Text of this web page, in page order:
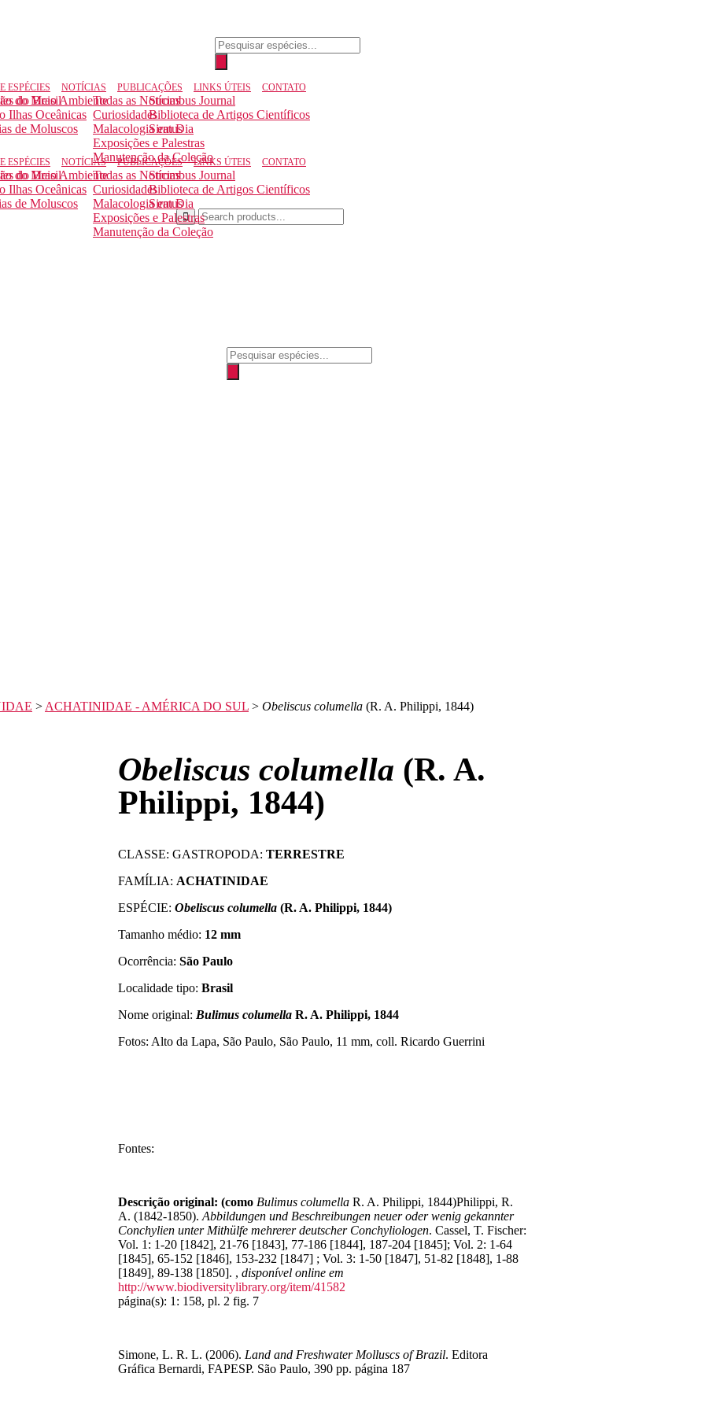
do Meio Ambiente
ESPÉCIES
do Brasil
Ilhas Oceânicas
de Moluscos
NOTÍCIAS
Todas as Notícias
Curiosidades
Malacologia em Dia
Exposições e Palestras
Manutenção da Coleção
PUBLICAÇÕES
Strombus Journal
Biblioteca de Artigos Científicos
Siratus
LINKS ÚTEIS CONTATO
do Meio Ambiente
ESPÉCIES
do Brasil
Ilhas Oceânicas
de Moluscos
NOTÍCIAS
Todas as Notícias
Curiosidades
Malacologia em Dia
Exposições e Palestras
Manutenção da Coleção
PUBLICAÇÕES
Strombus Journal
Biblioteca de Artigos Científicos
Siratus
LINKS ÚTEIS CONTATO
> ACHATINIDAE - AMÉRICA DO SUL > Obeliscus columella (R. A. Philippi, 1844)
Obeliscus columella (R. A.
Philippi, 1844)
CLASSE: GASTROPODA: TERRESTRE
FAMÍLIA: ACHATINIDAE
ESPÉCIE: Obeliscus columella (R. A. Philippi, 1844)
Tamanho médio: 12 mm
Ocorrência: São Paulo
Localidade tipo: Brasil
Nome original: Bulimus columella R. A. Philippi, 1844
Fotos: Alto da Lapa, São Paulo, São Paulo, 11 mm, coll. Ricardo Guerrini
Fontes:
Descrição original: (como Bulimus columella R. A. Philippi, 1844)Philippi, R.
A. (1842-1850). Abbildungen und Beschreibungen neuer oder wenig gekannter
Conchylien unter Mithülfe mehrerer deutscher Conchyliologen. Cassel, T. Fischer:
Vol. 1: 1-20 [1842], 21-76 [1843], 77-186 [1844], 187-204 [1845]; Vol. 2: 1-64
[1845], 65-152 [1846], 153-232 [1847] ; Vol. 3: 1-50 [1847], 51-82 [1848], 1-88
[1849], 89-138 [1850]. , disponível online em
http://www.biodiversitylibrary.org/item/41582
página(s): 1: 158, pl. 2 fig. 7
Simone, L. R. L. (2006). Land and Freshwater Molluscs of Brazil. Editora
Gráfica Bernardi, FAPESP. São Paulo, 390 pp. página 187